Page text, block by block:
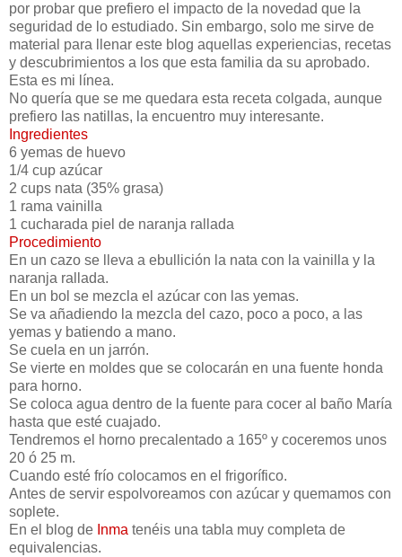
por probar que prefiero el impacto de la novedad que la
seguridad de lo estudiado. Sin embargo, solo me sirve de
material para llenar este blog aquellas experiencias, recetas
y descubrimientos a los que esta familia da su aprobado.
Esta es mi línea.
No quería que se me quedara esta receta colgada, aunque
prefiero las natillas, la encuentro muy interesante.
Ingredientes
6 yemas de huevo
1/4 cup azúcar
2 cups nata (35% grasa)
1 rama vainilla
1 cucharada piel de naranja rallada
Procedimiento
En un cazo se lleva a ebullición la nata con la vainilla y la
naranja rallada.
En un bol se mezcla el azúcar con las yemas.
Se va añadiendo la mezcla del cazo, poco a poco, a las
yemas y batiendo a mano.
Se cuela en un jarrón.
Se vierte en moldes que se colocarán en una fuente honda
para horno.
Se coloca agua dentro de la fuente para cocer al baño María
hasta que esté cuajado.
Tendremos el horno precalentado a 165º y coceremos unos
20 ó 25 m.
Cuando esté frío colocamos en el frigorífico.
Antes de servir espolvoreamos con azúcar y quemamos con
soplete.
En el blog de Inma tenéis una tabla muy completa de
equivalencias.